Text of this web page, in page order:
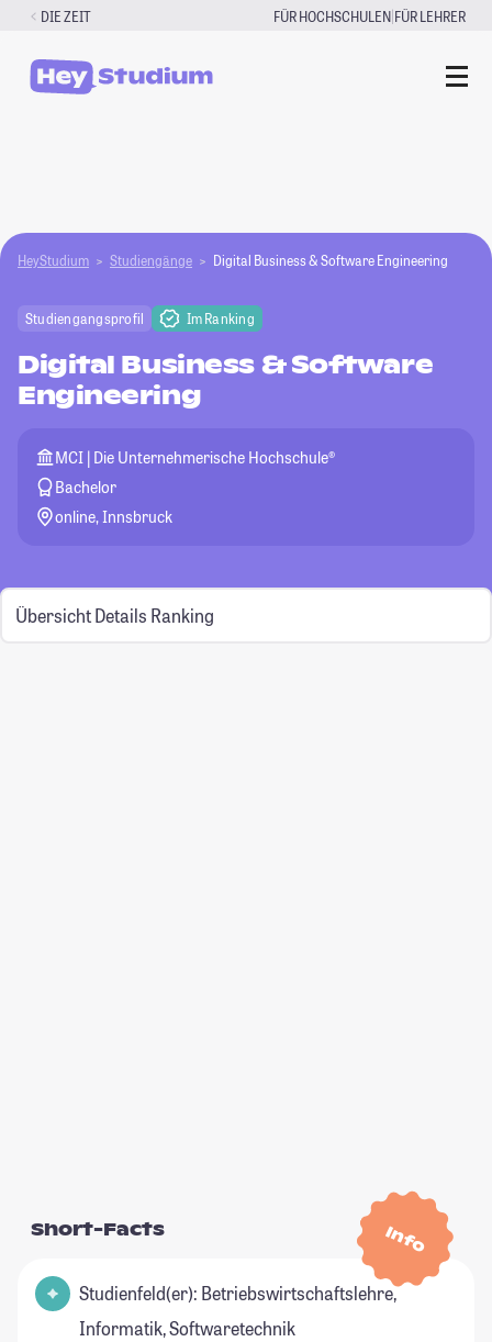
Zum
springen
DIE ZEIT FÜR HOCHSCHULEN|FÜR LEHRER
HeyStudium Studiengänge Digital Business & Software Engineering
Studiengangsprofil Im Ranking
Digital Business & Software
Engineering
MCI | Die Unternehmerische Hochschule®
Bachelor
online, Innsbruck
Übersicht Details Ranking
Info
Short-Facts
Studienfeld(er): Betriebswirtschaftslehre,
Informatik, Softwaretechnik